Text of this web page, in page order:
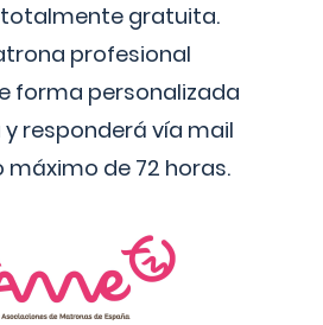
gratuita.
profesional
forma personalizada
responderá vía mail
máximo de 72 horas.